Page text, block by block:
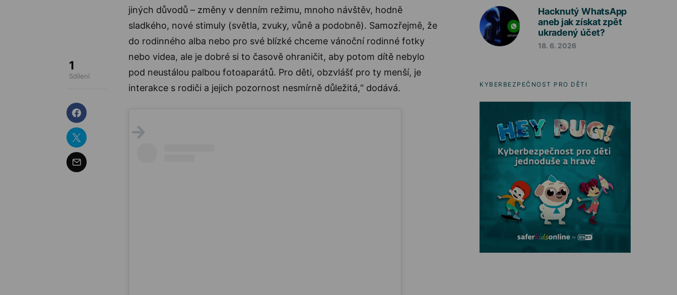
1
Sdílení
jiných důvodů – změny v denním režimu, mnoho návštěv, hodně
sladkého, nové stimuly (světla, zvuky, vůně a podobně). Samozřejmě, že
do rodinného alba nebo pro své blízké chceme vánoční rodinné fotky
nebo videa, ale je dobré si to časově ohraničit, aby potom dítě nebylo
pod neustálou palbou fotoaparátů. Pro děti, obzvlášť pro ty menší, je
interakce s rodiči a jejich pozornost nesmírně důležitá,“ dodává.
Hacknutý WhatsApp
aneb jak získat zpět
ukradený účet?
18. 6. 2026
KYBERBEZPEČNOST PRO DĚTI